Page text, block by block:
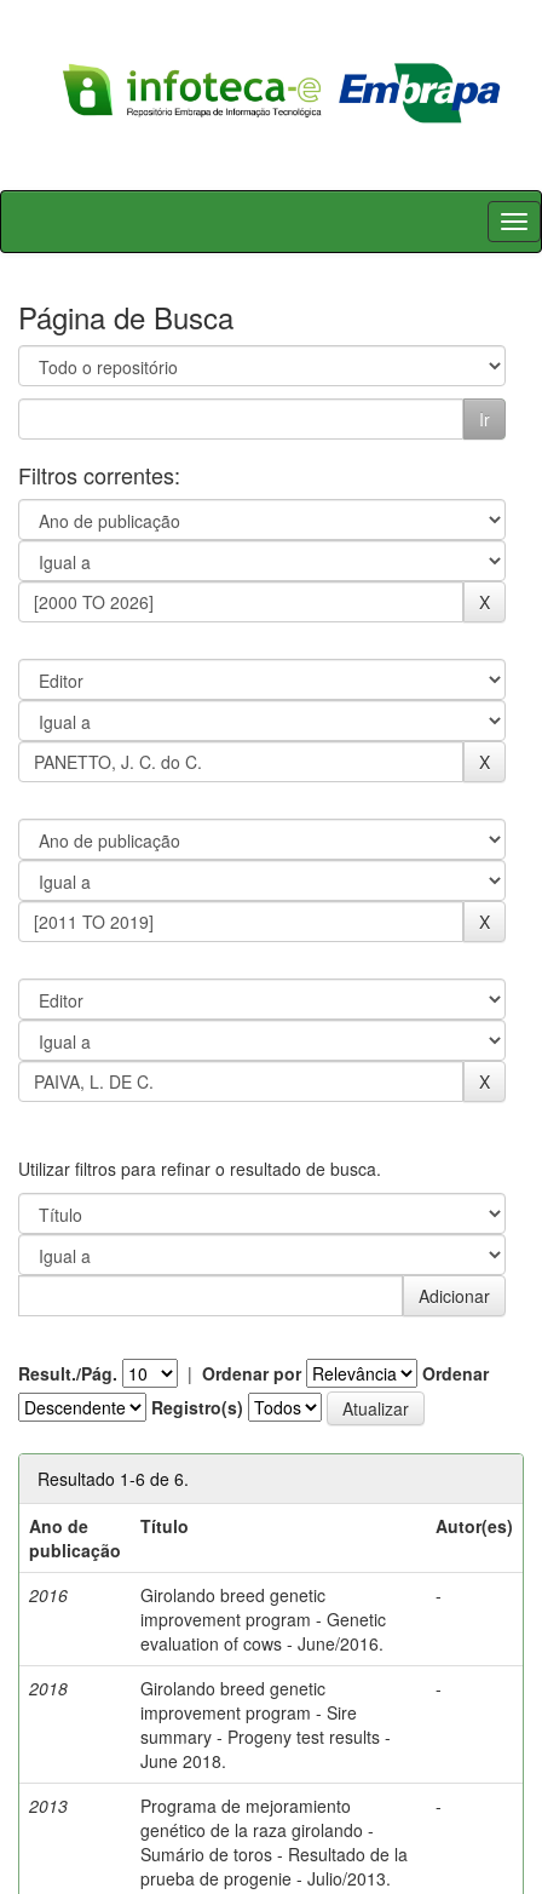
Skip
Página de Busca
Filtros correntes:
Utilizar filtros para refinar o resultado de busca.
Result./Pág. | Ordenar por
Ordenar
Registro(s)
Resultado 1-6 de 6.
Ano de
publicação
Título Autor(es)
2016
Girolando breed genetic
improvement program - Genetic
evaluation of cows - June/2016.
-
2018
Girolando breed genetic
improvement program - Sire
summary - Progeny test results -
June 2018.
-
2013
Programa de mejoramiento
genético de la raza girolando -
Sumário de toros - Resultado de la
prueba de progenie - Julio/2013.
-